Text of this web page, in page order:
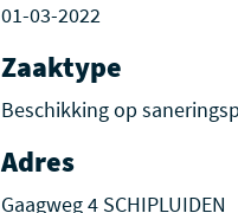
01-03-2022
Zaaktype
Beschikking op
Adres
Gaagweg 4 SCHIPLUIDEN